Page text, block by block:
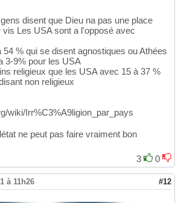
disent que Dieu na pas une place
vis Les USA sont a l'opposé avec
54 % qui se disent agnostiques ou Athées
3-9% pour les USA
religieux que les USA avec 15 à 37 %
non religieux
wiki/Irr%C3%A9ligion_par_pays
ne peut pas faire vraiment bon
3
0
à 11h26 #12